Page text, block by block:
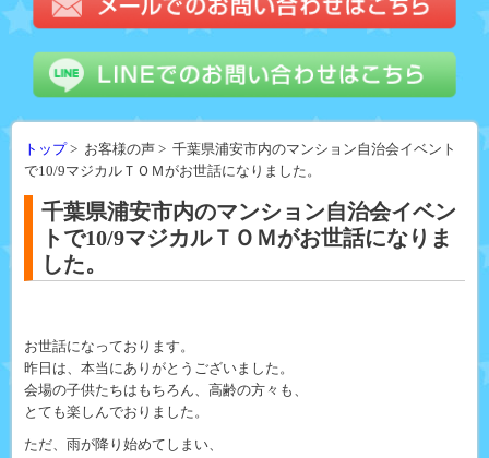
トップ> お客様の声 > 千葉県浦安市内のマンション自治会イベント
で10/9マジカルＴＯＭがお世話になりました。
千葉県浦安市内のマンション自治会イベン
トで10/9マジカルＴＯＭがお世話になりま
した。
お世話になっております。
昨日は、本当にありがとうございました。
会場の子供たちはもちろん、高齢の方々も、
とても楽しんでおりました。
ただ、雨が降り始めてしまい、